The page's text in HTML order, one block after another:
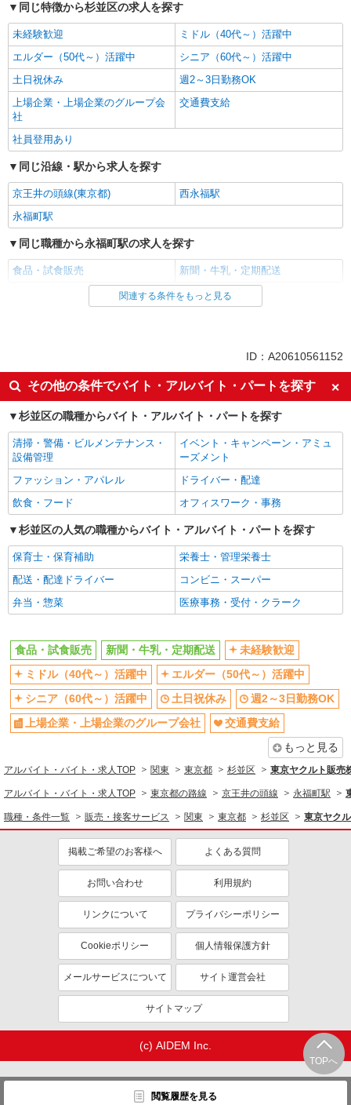
同じ特徴から杉並区の求人を探す
未経験歓迎
ミドル（40代～）活躍中
エルダー（50代～）活躍中
シニア（60代～）活躍中
土日祝休み
週2～3日勤務OK
上場企業・上場企業のグループ会
社
交通費支給
社員登用あり
同じ沿線・駅から求人を探す
京王井の頭線(東京都)
西永福駅
永福町駅
同じ職種から永福町駅の求人を探す
食品・試食販売 新聞・牛乳・定期配送
同じ雇用形態から永福町駅の求人を探す
未経験歓迎
ミドル（40代～）活躍中
エルダー（50代～）活躍中
シニア（60代～）活躍中
土日祝休み
週2～3日勤務OK
上場企業・上場企業のグループ会
社
交通費支給
社員登用あり
同じ職種から求人を探す
販売・接客サービス
食品・試食販売
ドライバー・配達
同じ特徴から求人を探す
未経験歓迎
ミドル（40代～）活躍中
土日祝休み
週2～3日勤務OK
上場企業・上場企業のグループ会
社
交通費支給
社員登用あり
関連する条件をもっと見る
ID：A20610561152
その他の条件でバイト・アルバイト・パートを探す
杉並区の職種からバイト・アルバイト・パートを探す
清掃・警備・ビルメンテナンス・
設備管理
イベント・キャンペーン・アミュ
ーズメント
ファッション・アパレル
ドライバー・配達
飲食・フード
オフィスワーク・事務
杉並区の人気の職種からバイト・アルバイト・パートを探す
保育士・保育補助
栄養士・管理栄養士
配送・配達ドライバー
コンビニ・スーパー
弁当・惣菜
医療事務・受付・クラーク
TOPへ
閲覧履歴を見る
食品・試食販売 新聞・牛乳・定期配送
未経験歓迎
ミドル（40代～）活躍中
エルダー（50代～）活躍中
シニア（60代～）活躍中
土日祝休み
週2～3日勤務OK
上場企業・上場企業のグループ会社
交通費支給
もっと見る
アルバイト・バイト・求人TOP 関東 東京都 杉並区 東京ヤクルト販売
アルバイト・バイト・求人TOP 東京都の路線 京王井の頭線 永福町駅
職種・条件一覧 販売・接客サービス 関東 東京都 杉並区 東京ヤク
掲載ご希望のお客様へ よくある質問
お問い合わせ 利用規約
リンクについて プライバシーポリシー
Cookieポリシー 個人情報保護方針
メールサービスについて サイト運営会社
サイトマップ
(c) AIDEM Inc.